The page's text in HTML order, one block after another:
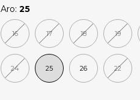
Aro: 25
16 17 18 19
24 25 26 22